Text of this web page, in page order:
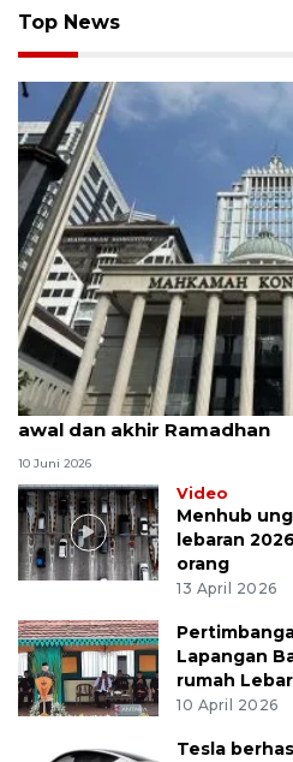
Top News
MK uji materi UU Peradilan
awal dan akhir Ramadhan
10 Juni 2026
Video
Menhub
lebaran
orang
13 April 2026
Lapangan
rumah
10 April 2026
Tesla